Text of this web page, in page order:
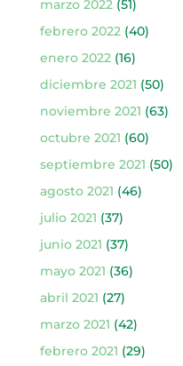
marzo 2022(51)
febrero 2022(40)
enero 2022(16)
diciembre 2021 (50)
noviembre 2021 (63)
octubre 2021 (60)
septiembre 2021 (50)
agosto 2021 (46)
julio 2021 (37)
junio 2021 (37)
mayo 2021 (36)
abril 2021 (27)
marzo 2021 (42)
febrero 2021 (29)